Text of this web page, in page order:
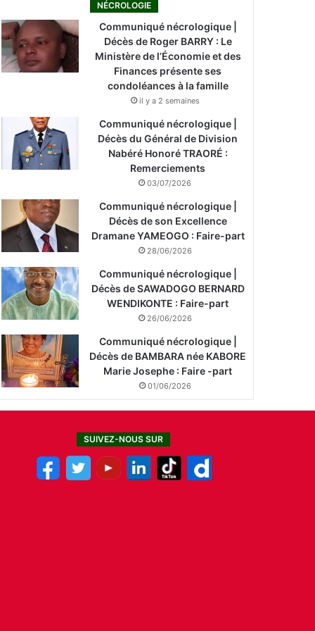
NÉCROLOGIE
Communiqué nécrologique |
Décès de Roger BARRY : Le
Ministère de l’Économie et des
Finances présente ses
condoléances à la famille
il y a 2 semaines
Communiqué nécrologique |
Décès du Général de Division
Nabéré Honoré TRAORÉ :
Remerciements
03/07/2026
Communiqué nécrologique |
Décès de son Excellence
Dramane YAMEOGO : Faire-part
28/06/2026
Communiqué nécrologique |
Décès de SAWADOGO BERNARD
WENDIKONTE : Faire-part
26/06/2026
Communiqué nécrologique |
Décès de BAMBARA née KABORE
Marie Josephe : Faire -part
01/06/2026
SUIVEZ-NOUS SUR